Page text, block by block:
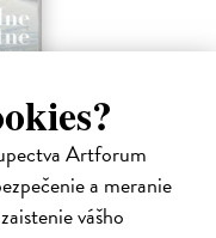
Artforum
a meranie
vášho